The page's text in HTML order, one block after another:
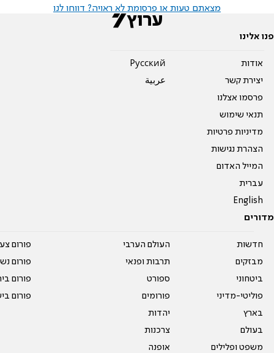
מצאתם טעות או פרסומת לא ראויה? דווחו לנו
פנו אלינו
אודות
יצירת קשר
פרסמו אצלנו
תנאי שימוש
מדיניות פרטיות
הצהרת נגישות
המייל האדום
עברית
English
Pусский
عربية
מדורים
חדשות
מבזקים
ביטחוני
פוליטי-מדיני
בארץ
בעולם
משפט ופלילים
העולם הערבי
תרבות ופנאי
ספורט
פורומים
יהדות
צרכנות
אופנה
פורום
פורום
פורום
פורום